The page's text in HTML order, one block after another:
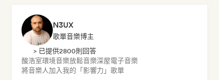
N3UX
歌單音樂博主
> 已提供2800則回答
酸浩室環境音樂放鬆音樂深屋電子音樂
將音樂人加入我的「影響力」歌單